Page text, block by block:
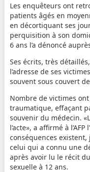
Les enquêteurs ont
patients âgés en
en décortiquant ses
perquisition à son
6 ans l’a dénoncé
Ses écrits, très
l’adresse de ses
souvent sous couvert
Nombre de victimes
traumatique, effaçant
souvenir du médecin.
l’acte», a affirmé à
conséquences
celui qui a connu une
après avoir lu le récit
sexuelle à 12 ans.